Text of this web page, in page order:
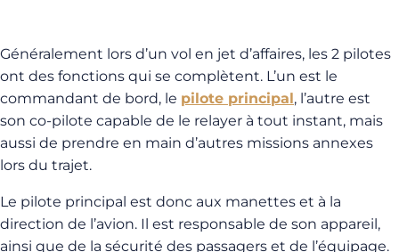
Généralement lors d’un vol en jet d’affaires, les 2 pilotes
ont des fonctions qui se complètent. L’un est le
commandant de bord, le pilote principal, l’autre est
son co-pilote capable de le relayer à tout instant, mais
aussi de prendre en main d’autres missions annexes
lors du trajet.
Le pilote principal est donc aux manettes et à la
direction de l’avion. Il est responsable de son appareil,
ainsi que de la sécurité des passagers et de l’équipage.